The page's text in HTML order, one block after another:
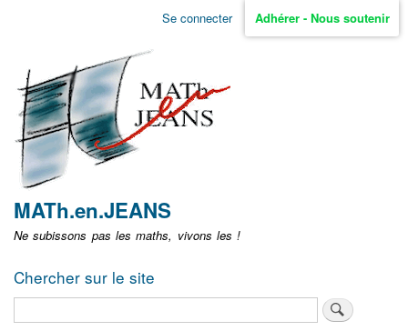
Aller
non
identifié
Se connecter Adhérer - Nous soutenir
MATh.en.JEANS
Ne subissons pas les maths, vivons les !
Chercher sur le site